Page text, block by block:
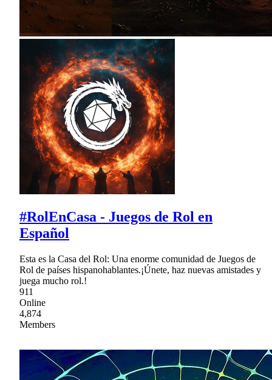
#RolEnCasa - Juegos de Rol en
Español
Esta es la Casa del Rol: Una enorme comunidad de Juegos de
Rol de países hispanohablantes.¡Únete, haz nuevas amistades y
juega mucho rol.!
911
Online
4,874
Members